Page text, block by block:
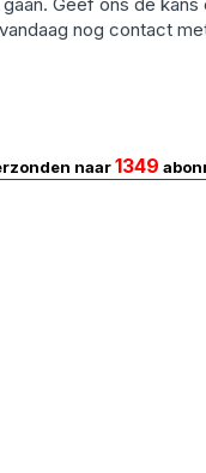
nog contact
naar1349